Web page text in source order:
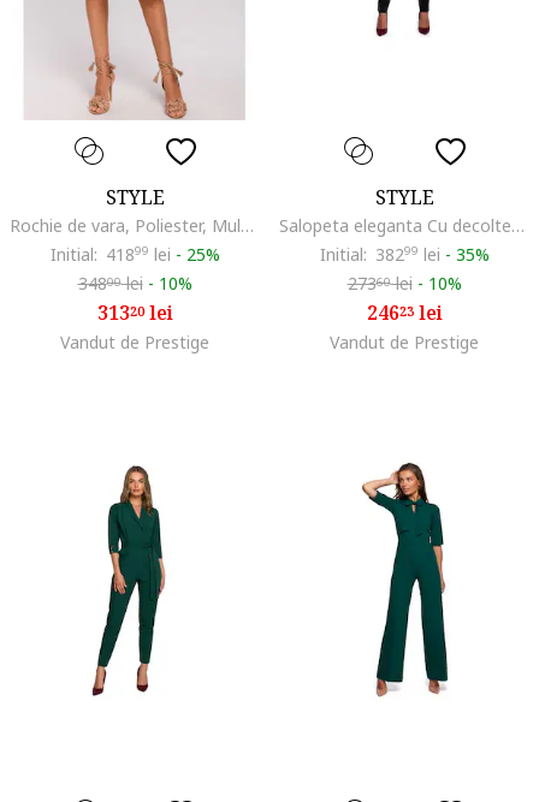
STYLE
Rochie de vara, Poliester, Multicolor1
Initial: 41899 lei - 25%
34800lei - 10%
31320lei
Vandut de Prestige
STYLE
Salopeta eleganta Cu decolteu in V, Viscoza, Negru
Initial: 38299 lei - 35%
27360lei - 10%
24623lei
Vandut de Prestige